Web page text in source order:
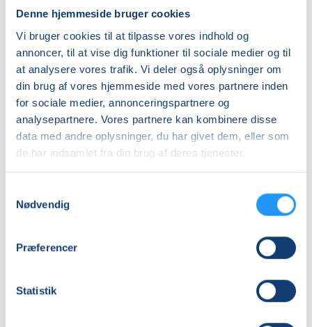
Denne hjemmeside bruger cookies
Vi bruger cookies til at tilpasse vores indhold og
annoncer, til at vise dig funktioner til sociale medier og til
at analysere vores trafik. Vi deler også oplysninger om
din brug af vores hjemmeside med vores partnere inden
for sociale medier, annonceringspartnere og
analysepartnere. Vores partnere kan kombinere disse
data med andre oplysninger, du har givet dem, eller som
de har indsamlet fra din brug af deres tjenester.
Nødvendig
Præferencer
Statistik
Almen
DKK 365,00
Info
Nummer
462342
Mødegang
torsdag 29.10.2026, kl. 16.00 - 20.00
1mødegang
Hvalsø Skole, Skolevej 5, 4330
(Kantine)